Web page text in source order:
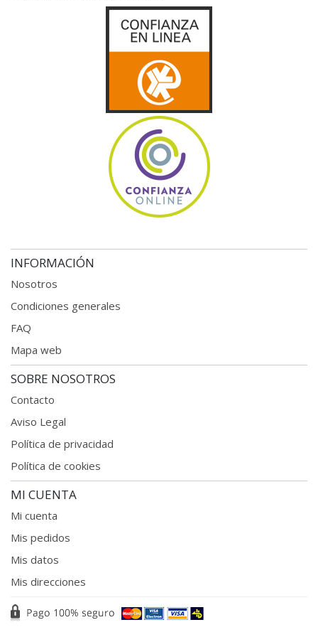
INFORMACIÓN
Nosotros
Condiciones generales
FAQ
Mapa web
SOBRE NOSOTROS
Contacto
Aviso Legal
Política de privacidad
Política de cookies
MI CUENTA
Mi cuenta
Mis pedidos
Mis datos
Mis direcciones